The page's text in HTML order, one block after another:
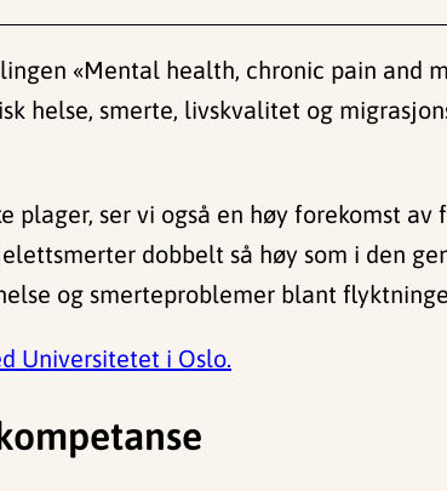
«Mental health, chronic pain and
helse, smerte, livskvalitet og
ser vi også en høy forekomst
dobbelt så høy som i den
og smerteproblemer blant
Universitetet i Oslo.